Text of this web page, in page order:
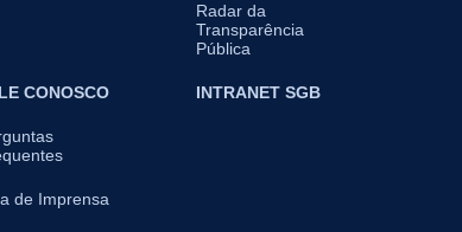
Radar da
Transparência
Pública
CONOSCO
de Imprensa
INTRANET SGB